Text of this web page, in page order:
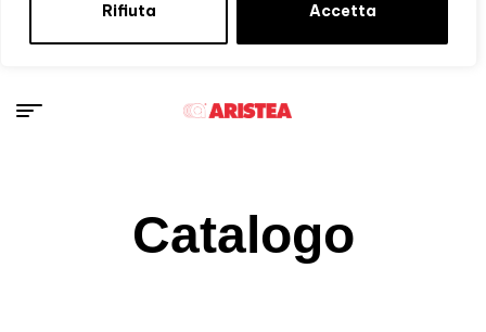
Rifiuta Accetta
Catalogo